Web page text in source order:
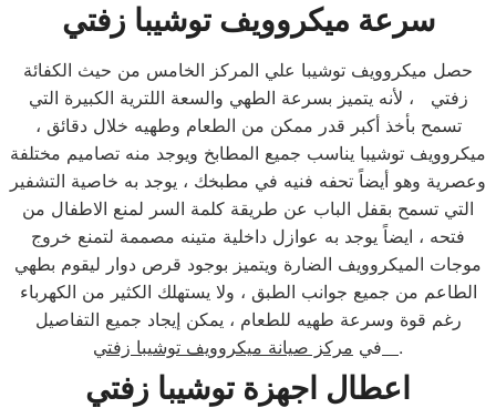
سرعة ميكروويف توشيبا زفتي
حصل ميكروويف توشيبا علي المركز الخامس من حيث الكفائة
زفتي ، لأنه يتميز بسرعة الطهي والسعة اللترية الكبيرة التي
تسمح بأخذ أكبر قدر ممكن من الطعام وطهيه خلال دقائق ،
ميكروويف توشيبا يناسب جميع المطابخ ويوجد منه تصاميم مختلفة
وعصرية وهو أيضاً تحفه فنيه في مطبخك ، يوجد به خاصية التشفير
التي تسمح بقفل الباب عن طريقة كلمة السر لمنع الاطفال من
فتحه ، ايضاً يوجد به عوازل داخلية متينه مصممة لتمنع خروج
موجات الميكروويف الضارة ويتميز بوجود قرص دوار ليقوم بطهي
الطاعم من جميع جوانب الطبق ، ولا يستهلك الكثير من الكهرباء
رغم قوة وسرعة طهيه للطعام ، يمكن إيجاد جميع التفاصيل
في
.
اعطال اجهزة توشيبا زفتي